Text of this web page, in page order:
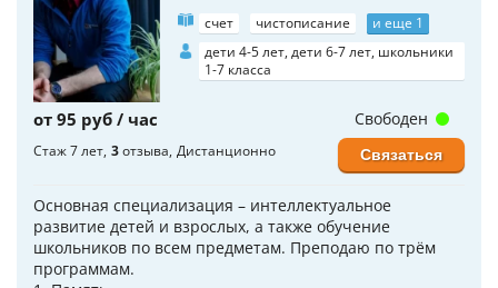
счет чистописание
и еще 1
дети 4-5 лет, дети 6-7 лет, школьники
1-7 класса
от 95 руб / час
Стаж 7 лет 3отзыва Дистанционно
Основная специализация – интеллектуальное
развитие детей и взрослых, а также обучение
школьников по всем предметам. Преподаю по трём
программам.
Свободен
Связаться